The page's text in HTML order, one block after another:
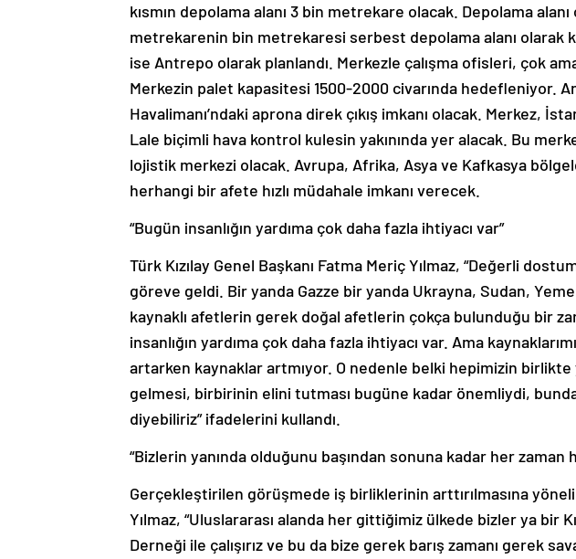
kısmın depolama alanı 3 bin metrekare olacak. Depolama
metrekarenin bin metrekaresi serbest depolama alanı olarak
ise Antrepo olarak planlandı. Merkezle çalışma ofisleri, çok
Merkezin palet kapasitesi 1500-2000 civarında hedefleniyor.
Havalimanı’ndaki aprona direk çıkış imkanı olacak. Merkez,
Lale biçimli hava kontrol kulesin yakınında yer alacak. Bu
lojistik merkezi olacak. Avrupa, Afrika, Asya ve Kafkasya
herhangi bir afete hızlı müdahale imkanı verecek.
“Bugün insanlığın yardıma çok daha fazla ihtiyacı var”
Türk Kızılay Genel Başkanı Fatma Meriç Yılmaz, “Değerli
göreve geldi. Bir yanda Gazze bir yanda Ukrayna, Sudan,
kaynaklı afetlerin gerek doğal afetlerin çokça bulunduğu bir
insanlığın yardıma çok daha fazla ihtiyacı var. Ama
artarken kaynaklar artmıyor. O nedenle belki hepimizin birlikte
gelmesi, birbirinin elini tutması bugüne kadar önemliydi,
diyebiliriz” ifadelerini kullandı.
“Bizlerin yanında olduğunu başından sonuna kadar her zaman
Gerçekleştirilen görüşmede iş birliklerinin arttırılmasına
Yılmaz, “Uluslararası alanda her gittiğimiz ülkede bizler ya bir
Derneği ile çalışırız ve bu da bize gerek barış zamanı gerek